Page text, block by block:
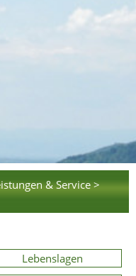
& Service >
Lebenslagen